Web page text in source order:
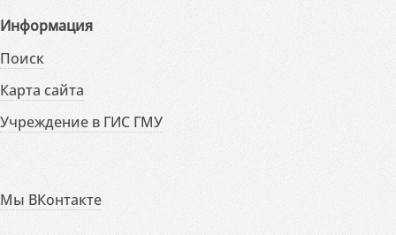
Информация
Поиск
Карта сайта
Учреждение в ГИС ГМУ
Мы ВКонтакте